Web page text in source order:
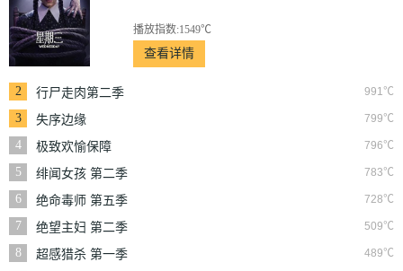
播放指数:1549℃
查看详情
2 991℃
行尸走肉第二季
3
799℃
失序边缘
4
796℃
极致欢愉保障
5
783℃
绯闻女孩 第二季
6
728℃
绝命毒师 第五季
7
509℃
绝望主妇 第二季
8
489℃
超感猎杀 第一季